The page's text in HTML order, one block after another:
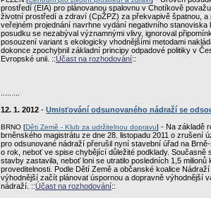
prostředí (EIA) pro plánovanou spalovnu v Chotíkově
životní prostředí a zdraví (CpŽPZ) za překvapivě špatnou, a
veřejném projednání navrhne vydání negativního stanoviska
posudku se nezabýval významnými vlivy, ignoroval
posouzení variant s ekologicky vhodnějšími metodami
dokonce zpochybnil základní principy odpadové politiky v
Evropské unii. ::Účast na rozhodování::
12. 1. 2012 - Umisťování odsunovaného nádraží se
BRNO [Děti Země - Klub za udržitelnou dopravu] - Na základě
brněnského magistrátu ze dne 28. listopadu 2011 o zrušení
pro odsunované nádraží přerušil nyní stavební úřad na
o rok, neboť ve spise chybějící důležité podklady. Současně
stavby zastavila, neboť loni se utratilo posledních 1,5 milionů
proveditelnosti. Podle Dětí Země a občanské koalice
výhodnější začít plánovat úspornou a dopravně výhodnější
nádraží. ::Účast na rozhodování::